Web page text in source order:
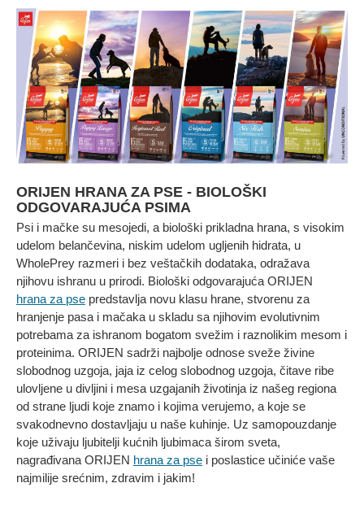
ORIJEN HRANA ZA PSE - BIOLOŠKI
ODGOVARAJUĆA PSIMA
Psi i mačke su mesojedi, a biološki prikladna hrana, s visokim
udelom belančevina, niskim udelom ugljenih hidrata, u
WholePrey razmeri i bez veštačkih dodataka, odražava
njihovu ishranu u prirodi. Biološki odgovarajuća ORIJEN
hrana za pse predstavlja novu klasu hrane, stvorenu za
hranjenje pasa i mačaka u skladu sa njihovim evolutivnim
potrebama za ishranom bogatom svežim i raznolikim mesom i
proteinima. ORIJEN sadrži najbolje odnose sveže živine
slobodnog uzgoja, jaja iz celog slobodnog uzgoja, čitave ribe
ulovljene u divljini i mesa uzgajanih životinja iz našeg regiona
od strane ljudi koje znamo i kojima verujemo, a koje se
svakodnevno dostavljaju u naše kuhinje. Uz samopouzdanje
koje uživaju ljubitelji kućnih ljubimaca širom sveta,
nagrađivana ORIJEN hrana za pse i poslastice učiniće vaše
najmilije srećnim, zdravim i jakim!